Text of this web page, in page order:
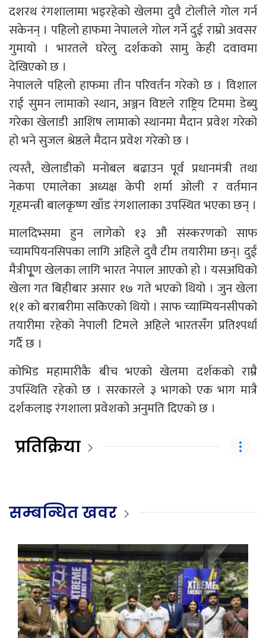
दशरथ रंगशालामा भइरहेको खेलमा दुवै टोलीले गोल गर्न
सकेनन् । पहिलो हाफमा नेपालले गोल गर्ने दुई राम्रो अवसर
गुमायो । भारतले घरेलु दर्शकको सामु केही दवावमा
देखिएको छ ।
नेपालले पहिलो हाफमा तीन परिवर्तन गरेको छ । विशाल
राई सुमन लामाको स्थान, अञ्जन विष्टले राष्ट्रिय टिममा डेब्यु
गरेका खेलाडी आशिष लामाको स्थानमा मैदान प्रवेश गरेको
हो भने सुजल श्रेष्ठले मैदान प्रवेश गरेको छ ।
त्यस्तै, खेलाडीको मनोबल बढाउन पूर्व प्रधानमंत्री तथा
नेकपा एमालेका अध्यक्ष केपी शर्मा ओली र वर्तमान
गृहमन्त्री बालकृष्ण खाँड रंगशालाका उपस्थित भएका छन् ।
मालदिभ्समा हुन लागेको १३ औ संस्करणको साफ
च्यामपियनसिपका लागि अहिले दुवै टीम तयारीमा छन्। दुई
मैत्रीपू्ण खेलका लागि भारत नेपाल आएको हो । यसअघिको
खेला गत बिहीबार असार १७ गते भएको थियो । जुन खेला
१(१ को बराबरीमा सकिएको थियो । साफ च्याम्पियनसीपको
तयारीमा रहेको नेपाली टिमले अहिले भारतसँग प्रतिश्पर्धा
गर्दै छ ।
कोभिड महामारीकै बीच भएको खेलमा दर्शकको राम्रै
उपस्थिति रहेको छ । सरकारले ३ भागको एक भाग मात्रै
दर्शकलाइ रंगशाला प्रवेशको अनुमति दिएको छ ।
प्रतिक्रिया
सम्बन्धित खवर